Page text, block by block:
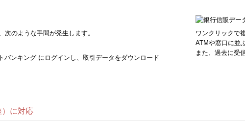
のような手間が発生します。
バンキング にログインし、取引データをダウンロード
ワンクリックで
ATMや窓口に並
また、過去に受
）に対応